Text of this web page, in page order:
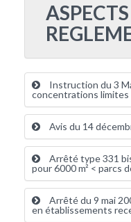
ASPECTS
Instruction du 3
concentrations
Avis du 14
Arrêté type 331
pour 6000 m² < parcs
Arrêté du 9 mai
en établissements